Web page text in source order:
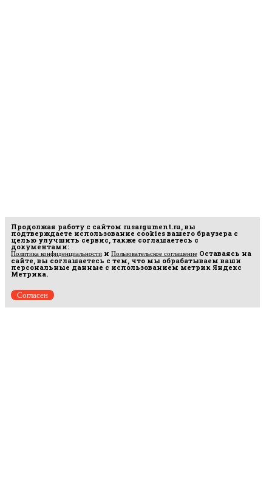
Продолжая работу с сайтом rusargument.ru, вы
подтверждаете использование cookies вашего браузера с
целью улучшить сервис, также соглашаетесь с
документами:
Политика конфиденциальности и Пользовательское соглашение Оставаясь на
сайте, вы соглашаетесь с тем, что мы обрабатываем ваши
персональные данные с использованием метрик Яндекс
Метрика.
Согласен